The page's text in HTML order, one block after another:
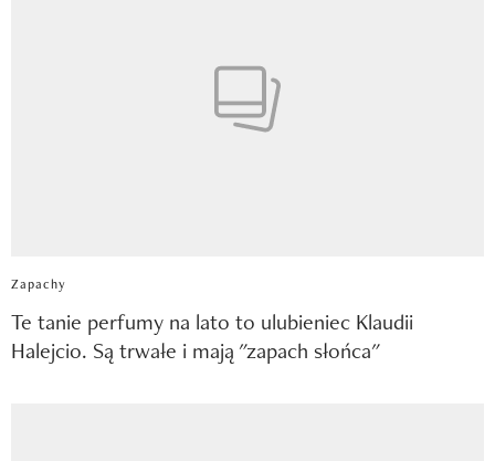
Zapachy
Te tanie perfumy na lato to ulubieniec Klaudii
Halejcio. Są trwałe i mają "zapach słońca"